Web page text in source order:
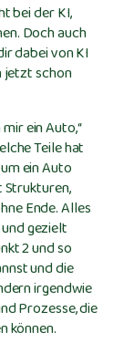
bei der KI,
Doch auch
dabei von KI
jetzt schon
ein Auto,“
Teile hat
ein Auto
Strukturen,
Ende. Alles
gezielt
2 und so
und die
irgendwie
Prozesse, die
können.